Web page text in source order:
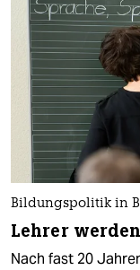
Bildungspolitik in
Lehrer
Nach fast 20